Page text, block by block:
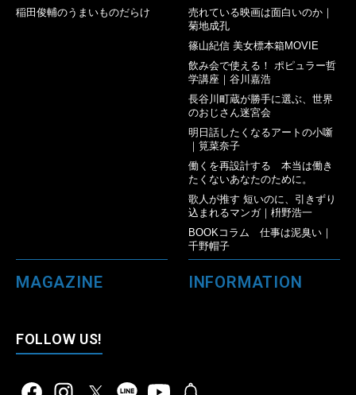
稲田俊輔のうまいものだらけ
売れている映画は面白いのか｜
菊地成孔
篠山紀信 美女標本箱MOVIE
飲み会で使える！ ポピュラー哲
学講座｜谷川嘉浩
長谷川町蔵が勝手に選ぶ、世界
のおじさん迷宮会
明日話したくなるアートの小噺
｜筧菜奈子
働くを再設計する 本当は働き
たくないあなたのために。
歌人が推す 短いのに、引きずり
込まれるマンガ｜枡野浩一
BOOKコラム 仕事は泥臭い｜
千野帽子
MAGAZINE INFORMATION
FOLLOW US!